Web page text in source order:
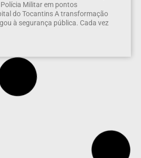
Militar em pontos
do Tocantins A transformação
à segurança pública. Cada vez